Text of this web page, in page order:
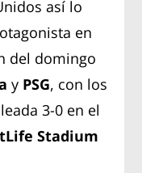
así lo
en
del domingo
y PSG, con los
3-0 en el
Stadium